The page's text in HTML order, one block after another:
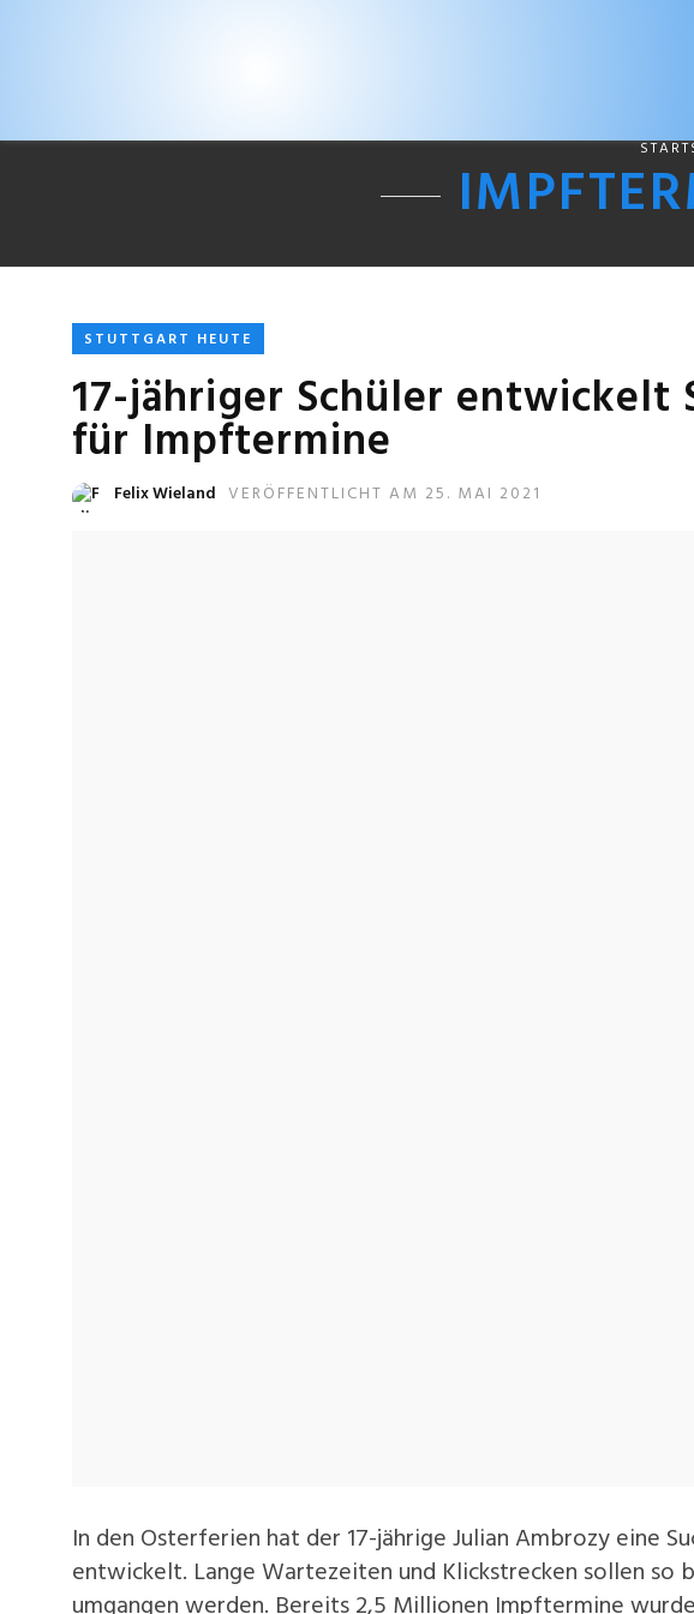
STUTTGART HEUTE
17-jähriger Schüler entwickelt
für Impftermine
Felix Wieland VERÖFFENTLICHT AM 25. MAI 2021
In den Osterferien hat der 17-jährige Julian Ambrozy eine
entwickelt. Lange Wartezeiten und Klickstrecken sollen so
umgangen werden. Bereits 2,5 Millionen Impftermine